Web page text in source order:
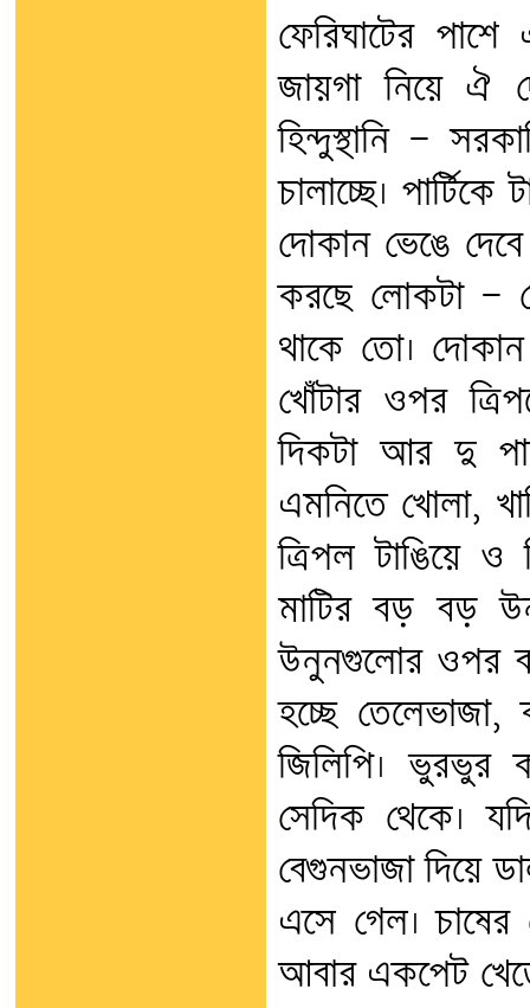
ফেরিঘাটের
জায়গা নিয়ে ঐ
হিন্দুস্থানি —
চালাচ্ছে।
দোকান ভেঙে
করছে লোকটা —
থাকে তো।
খোঁটার ওপর
দিকটা আর দু
এমনিতে খোলা,
ত্রিপল টাঙিয়ে
মাটির বড় বড়
উনুনগুলোর ওপর
হচ্ছে
জিলিপি। ভুরভুর
সেদিক থেকে।
বেগুনভাজা দিয়ে
এসে গেল।
আবার একপেট